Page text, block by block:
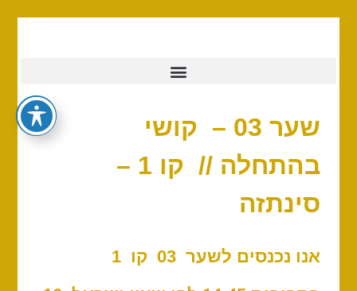
שער 03 – קושי
בהתחלה // קו 1 –
סינתזה
אנו נכנסים לשער 03 ק